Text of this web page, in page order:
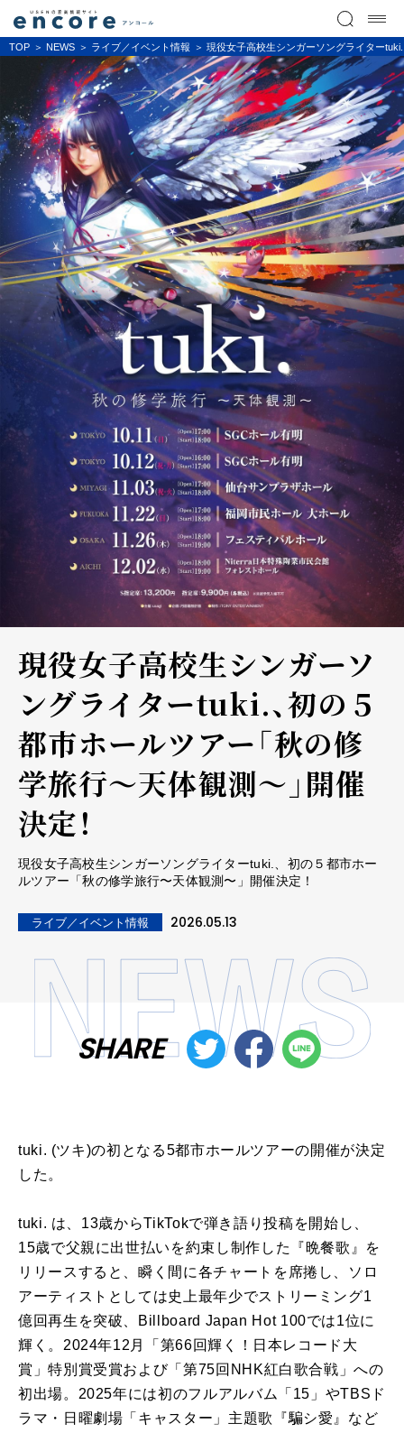
TOP NEWS ライブ／イベント情報 現役女子高校生シンガーソングライター
現役女子高校生シンガーソ
ングライターtuki.、初の５
都市ホールツアー「秋の修
学旅⾏〜天体観測〜」開催
決定！
現役女子高校生シンガーソングライターtuki.、初の５都市ホー
ルツアー「秋の修学旅⾏〜天体観測〜」開催決定！
ライブ／イベント情報 2026.05.13
SHARE
tuki. (ツキ)の初となる5都市ホールツアーの開催が決定
した。
tuki. は、13歳からTikTokで弾き語り投稿を開始し、
15歳で父親に出世払いを約束し制作した『晩餐歌』を
リリースすると、瞬く間に各チャートを席捲し、ソロ
アーティストとしては史上最年少でストリーミング1
億回再生を突破、Billboard Japan Hot 100では1位に
輝く。2024年12月「第66回輝く！日本レコード大
賞」特別賞受賞および「第75回NHK紅白歌合戦」への
初出場。2025年には初のフルアルバム「15」やTBSド
ラマ・日曜劇場「キャスター」主題歌『騙シ愛』など